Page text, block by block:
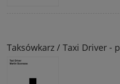
Taksówkarz / Taxi Driver -